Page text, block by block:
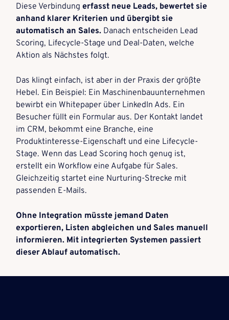
Diese Verbindungerfasst neue Leads, bewertet sie
anhand klarer Kriterien und übergibt sie
automatisch an Sales. Danach entscheiden Lead
Scoring, Lifecycle-Stage und Deal-Daten, welche
Aktion als Nächstes folgt.
Das klingt einfach, ist aber in der Praxis der größte
Hebel. Ein Beispiel: Ein Maschinenbauunternehmen
bewirbt ein Whitepaper über LinkedIn Ads. Ein
Besucher füllt ein Formular aus. Der Kontakt landet
im CRM, bekommt eine Branche, eine
Produktinteresse-Eigenschaft und eine Lifecycle-
Stage. Wenn das Lead Scoring hoch genug ist,
erstellt ein Workflow eine Aufgabe für Sales.
Gleichzeitig startet eine Nurturing-Strecke mit
passenden E-Mails.
Ohne Integration müsste jemand Daten
exportieren, Listen abgleichen und Sales manuell
informieren. Mit integrierten Systemen passiert
dieser Ablauf automatisch.